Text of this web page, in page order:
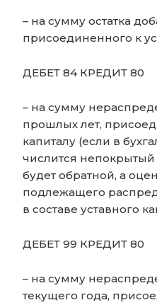
– на сумму остатка
присоединенного к
ДЕБЕТ 84 КРЕДИТ 80
– на сумму
прошлых лет,
капиталу (если в
числится
будет обратной, а
подлежащего
в составе уставного
ДЕБЕТ 99 КРЕДИТ 80
– на сумму
текущего года,